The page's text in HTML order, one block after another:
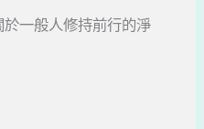
一般人修持前行的淨